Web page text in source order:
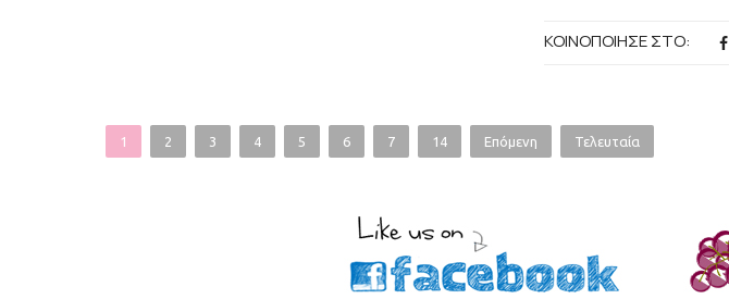
ΚΟΙΝΟΠΟΙΗΣΕ ΣΤΟ:
1 2 3 4 5 6 7 14 Επόμενη Τελευταία